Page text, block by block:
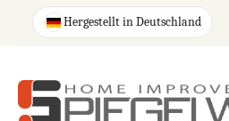
Zur Hauptnavigation
Hergestellt in Deutschland